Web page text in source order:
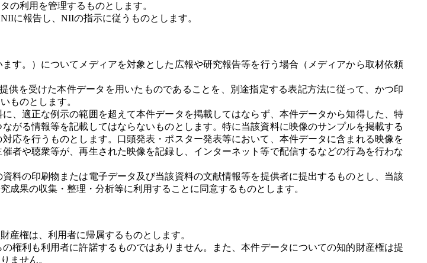
の利用を管理するものとします。
に報告し、NIIの指示に従うものとします。
す。）についてメディアを対象とした広報や研究報告等を行う場合（メディアから取材依頼
を受けた本件データを用いたものであることを、別途指定する表記方法に従って、かつ印
ものとします。
、適正な例示の範囲を超えて本件データを掲載してはならず、本件データから知得した、特
がる情報等を記載してはならないものとします。特に当該資料に映像のサンプルを掲載する
応を行うものとします。口頭発表・ポスター発表等において、本件データに含まれる映像を
者や聴衆等が、再生された映像を記録し、インターネット等で配信するなどの行為を行わな
料の印刷物または電子データ及び当該資料の文献情報等を提供者に提出するものとし、当該
果の収集・整理・分析等に利用することに同意するものとします。
産権は、利用者に帰属するものとします。
権利も利用者に許諾するものではありません。また、本件データについての知的財産権は提
ません。